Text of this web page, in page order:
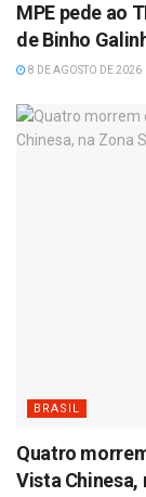
MPE pede ao
de Binho
8 DE AGOSTO DE 2026
BRASIL
Quatro
Vista Chinesa,